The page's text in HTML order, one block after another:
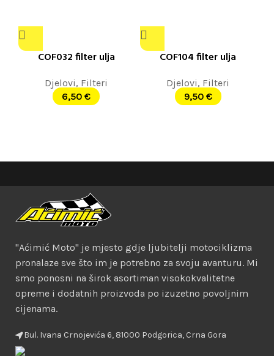
COF032 filter ulja
Djelovi, Filteri
6,50 €
COF104 filter ulja
Djelovi, Filteri
9,50 €
"Aćimić Moto" je mjesto gdje ljubitelji motociklizma
pronalaze sve što im je potrebno za svoju avanturu. Mi
smo ponosni na širok asortiman visokokvalitetne
opreme i dodatnih proizvoda po izuzetno povoljnim
cijenama.
Bul. Ivana Crnojevića 6, 81000 Podgorica, Crna Gora